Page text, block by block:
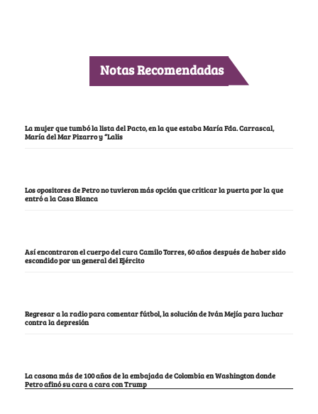
Notas Recomendadas
La mujer que tumbó la lista del Pacto, en la que estaba María Fda. Carrascal,
María del Mar Pizarro y “Lalis
Los opositores de Petro no tuvieron más opción que criticar la puerta por la que
entró a la Casa Blanca
Así encontraron el cuerpo del cura Camilo Torres, 60 años después de haber sido
escondido por un general del Ejército
Regresar a la radio para comentar fútbol, la solución de Iván Mejía para luchar
contra la depresión
La casona más de 100 años de la embajada de Colombia en Washington donde
Petro afinó su cara a cara con Trump